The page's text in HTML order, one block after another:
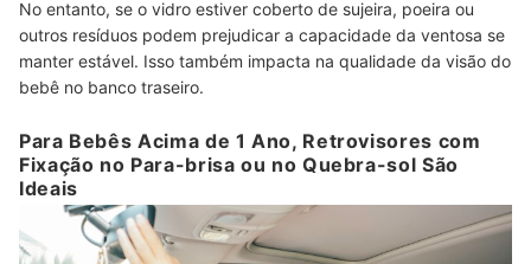
No entanto, se o vidro estiver coberto de sujeira, poeira ou
outros resíduos podem prejudicar a capacidade da ventosa se
manter estável. Isso também impacta na qualidade da visão do
bebê no banco traseiro.
Para Bebês Acima de 1 Ano, Retrovisores com
Fixação no Para-brisa ou no Quebra-sol São
Ideais